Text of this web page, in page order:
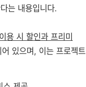
는 내용입니다.
용 시 할인과 프리미
어 있으며, 이는 프로젝트